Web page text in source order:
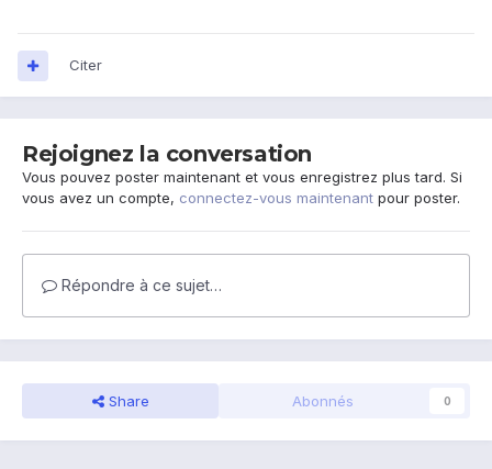
Citer
Rejoignez la conversation
Vous pouvez poster maintenant et vous enregistrez plus tard. Si
vous avez un compte, connectez-vous maintenant pour poster.
Répondre à ce sujet…
Share Abonnés 0